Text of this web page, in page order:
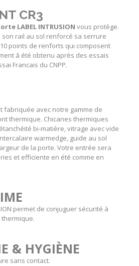
CR3
LABEL INTRUSION vous protège.
son rail au sol renforcé sa serrure
points de renforts qui composent
à été obtenu après des essais
Francais du CNPP.
fabriquée avec notre gamme de
thermique. Chicanes thermiques
bi-matière, vitrage avec vide
warmedge, guide au sol
de la porte. Votre entrée sera
et efficiente en été comme en
permet de conjuguer sécurité à
thermique.
& HYGIÈNE
sans contact.